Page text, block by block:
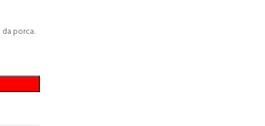
porca.